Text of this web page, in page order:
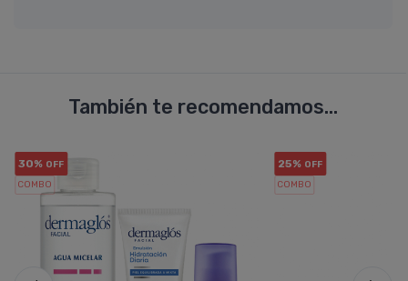
También te recomendamos...
30% OFF
COMBO
25% OFF
COMBO